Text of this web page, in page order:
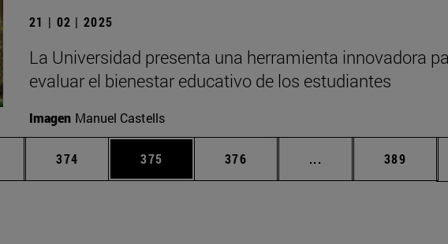
21 | 02 | 2025
La Universidad presenta una herramienta innovadora
evaluar el bienestar educativo de los estudiantes
Imagen Manuel Castells
Páginas intermedias Use TAB para desplazarse.
Página
374 Página
375 Página
376 ... Páginas intermedias
Página
389